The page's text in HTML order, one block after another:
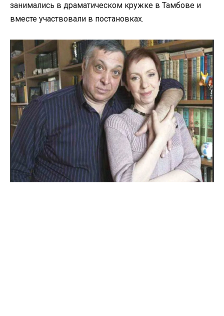
занимались в драматическом кружке в Тамбове и
вместе участвовали в постановках.